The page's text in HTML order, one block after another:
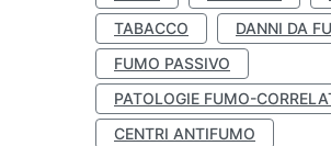
TABACCO
DANNI DA
FUMO PASSIVO
PATOLOGIE FUMO-
CENTRI ANTIFUMO